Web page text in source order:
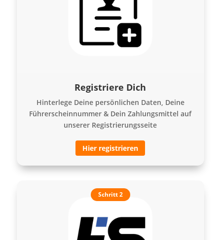
Registriere Dich
Hinterlege Deine persönlichen Daten, Deine
Führerscheinnummer & Dein Zahlungsmittel auf
unserer Registrierungsseite
Hier registrieren
Schritt 2